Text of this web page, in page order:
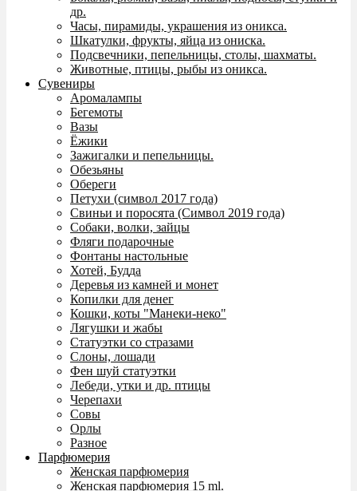
др.
Часы, пирамиды, украшения из оникса.
Шкатулки, фрукты, яйца из ониска.
Подсвечники, пепельницы, столы, шахматы.
Животные, птицы, рыбы из оникса.
Сувениры
Аромалампы
Бегемоты
Вазы
Ёжики
Зажигалки и пепельницы.
Обезьяны
Обереги
Петухи (символ 2017 года)
Свиньи и поросята (Символ 2019 года)
Собаки, волки, зайцы
Фляги подарочные
Фонтаны настольные
Хотей, Будда
Деревья из камней и монет
Копилки для денег
Кошки, коты "Манеки-неко"
Лягушки и жабы
Статуэтки со стразами
Слоны, лошади
Фен шуй статуэтки
Лебеди, утки и др. птицы
Черепахи
Совы
Орлы
Разное
Парфюмерия
Женская парфюмерия
Женская парфюмерия 15 ml.